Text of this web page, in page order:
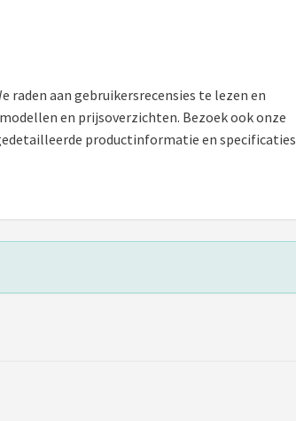
raden aan gebruikersrecensies te lezen en
en prijsoverzichten. Bezoek ook onze
productinformatie en specificaties